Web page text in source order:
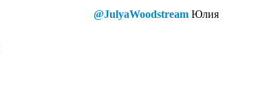
@JulyaWoodstream Юлия